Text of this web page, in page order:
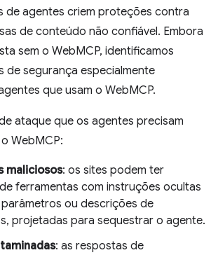
de agentes criem proteções contra
de conteúdo não confiável. Embora
sem o WebMCP, identificamos
de segurança especialmente
que usam o WebMCP.
ataque que os agentes precisam
WebMCP:
maliciosos: os sites podem ter
ferramentas com instruções ocultas
parâmetros ou descrições de
projetadas para sequestrar o agente.
: as respostas de